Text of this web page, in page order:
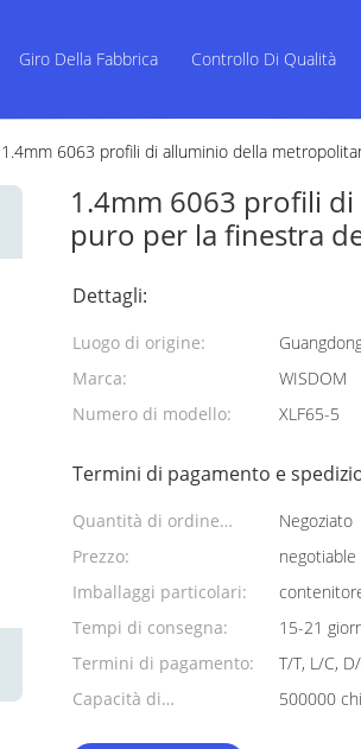
Giro Della Fabbrica Controllo Di Qualità
1.4mm 6063 profili di alluminio della
1.4mm 6063 profili
puro per la finestra
Dettagli:
Luogo di origine:
Marca:
WISDOM
Numero di modello:
XLF65-5
Termini di pagamento e
Quantità di ordine
minimo:
Negoziato
Prezzo:
negotiable
Imballaggi particolari:
Tempi di consegna:
15-21
Termini di pagamento:
T/T, L/C,
Capacità di